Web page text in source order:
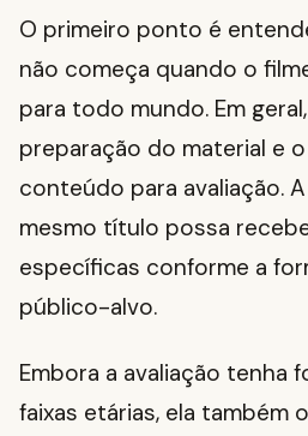
O primeiro ponto é
não começa quando o
para todo mundo. Em
preparação do material e
conteúdo para avaliação.
mesmo título possa
específicas conforme a
público-alvo.
Embora a avaliação tenha
faixas etárias, ela também